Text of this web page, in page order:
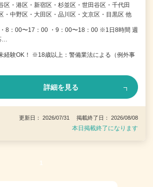
区・港区・新宿区・杉並区・世田谷区・千代田
・中野区・大田区・品川区・文京区・目黒区 他
・8：00〜17：00 ・9：00〜18：00 ※1日8時間 週
…
経験OK！ ※18歳以上：警備業法による（例外事
詳細を見る
更新日： 2026/07/31 掲載終了日： 2026/08/08
本日掲載終了になります
1